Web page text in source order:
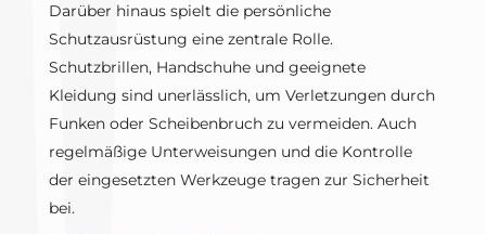
Darüber hinaus spielt die persönliche
Schutzausrüstung eine zentrale Rolle.
Schutzbrillen, Handschuhe und geeignete
Kleidung sind unerlässlich, um Verletzungen durch
Funken oder Scheibenbruch zu vermeiden. Auch
regelmäßige Unterweisungen und die Kontrolle
der eingesetzten Werkzeuge tragen zur Sicherheit
bei.